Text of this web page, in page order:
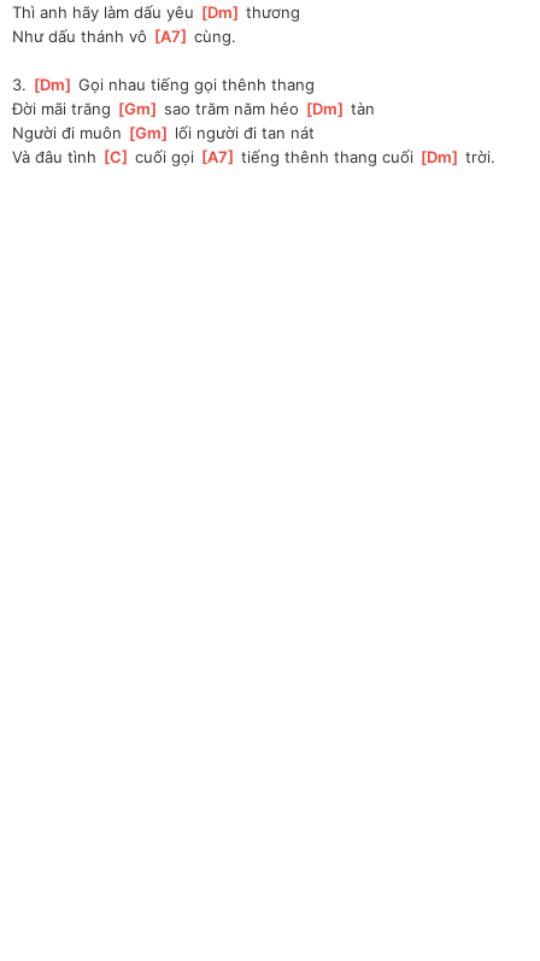
Thì anh hãy làm dấu yêu [Dm ] thương
Như dấu thánh vô [A7 ] cùng.
3. [Dm ] Gọi nhau tiếng gọi thênh thang
Đời mãi trăng [Gm ] sao trăm năm héo [Dm ] tàn
Người đi muôn [Gm
lối người đi tan nát
Và đâu tình [C ] cuối gọi [A7 ] tiếng thênh thang cuối [Dm ] trời.